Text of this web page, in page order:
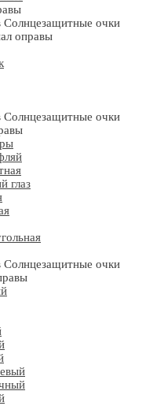
Солнцезащитные очки
оправы
Солнцезащитные очки
глаз
Солнцезащитные очки